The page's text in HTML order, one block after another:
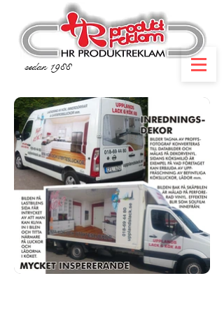
sedan 1988